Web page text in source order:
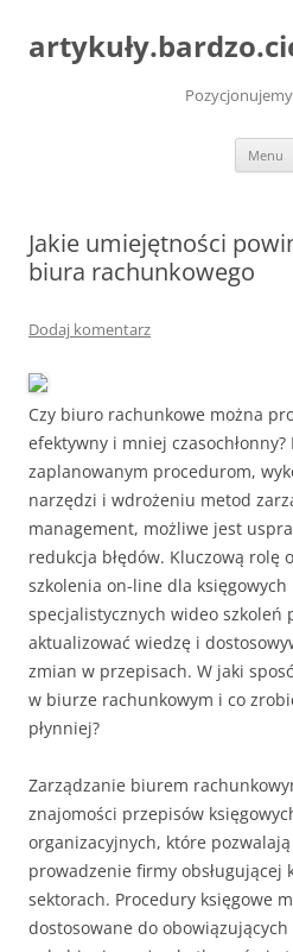
Menu
Jakie umiejętności
biura rachunkowego
Dodaj komentarz
Czy biuro rachunkowe można
efektywny i mniej
zaplanowanym procedurom,
narzędzi i wdrożeniu metod
management, możliwe jest
redukcja błędów. Kluczową rolę
szkolenia on-line dla
specjalistycznych wideo szkoleń
aktualizować wiedzę i
zmian w przepisach. W jaki
w biurze rachunkowym i co
płynniej?
Zarządzanie biurem
znajomości przepisów
organizacyjnych, które
prowadzenie firmy obsługującej
sektorach. Procedury księgowe
dostosowane do